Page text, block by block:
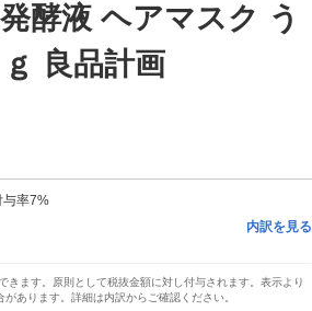
酵液 ヘアマスク う
良品計画
与率7%
内訳を見る
きます。原則として税抜金額に対し付与されます。表示より
あります。詳細は内訳からご確認ください。